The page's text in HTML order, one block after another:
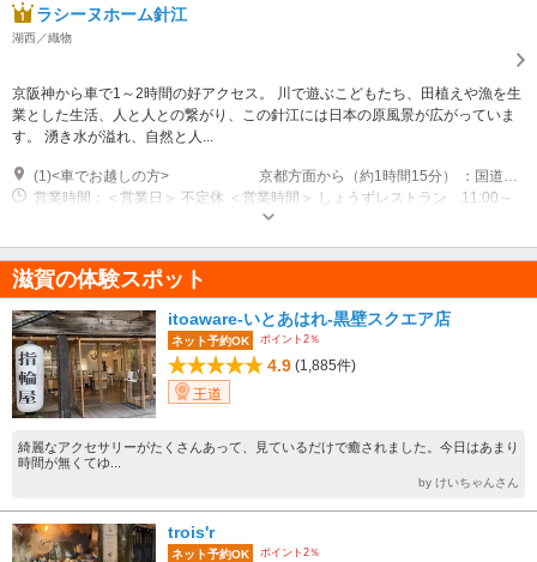
ラシーヌホーム針江
湖西／織物
京阪神から車で1～2時間の好アクセス。 川で遊ぶこどもたち、田植えや漁を生
業とした生活、人と人との繋がり、この針江には日本の原風景が広がっていま
す。 湧き水が溢れ、自然と人...
営業時間：＜営業日＞ 不定休 ＜営業時間＞ しょうずレストラン 11:00～
20:00 マイコショップ 11:00～20:00 ご宿泊 チェックイン 15:00～
20:00（最終受付 19:30） ※現在日帰り入浴は臨時休業中です。
滋賀の体験スポット
itoaware-いとあはれ-黒壁スクエア店
ネット予約OK ポイント2％
4.9 (1,885件)
王道
綺麗なアクセサリーがたくさんあって、見ているだけで癒されました。今日はあまり
時間が無くてゆ...
by けいちゃんさん
trois'r
ネット予約OK ポイント2％